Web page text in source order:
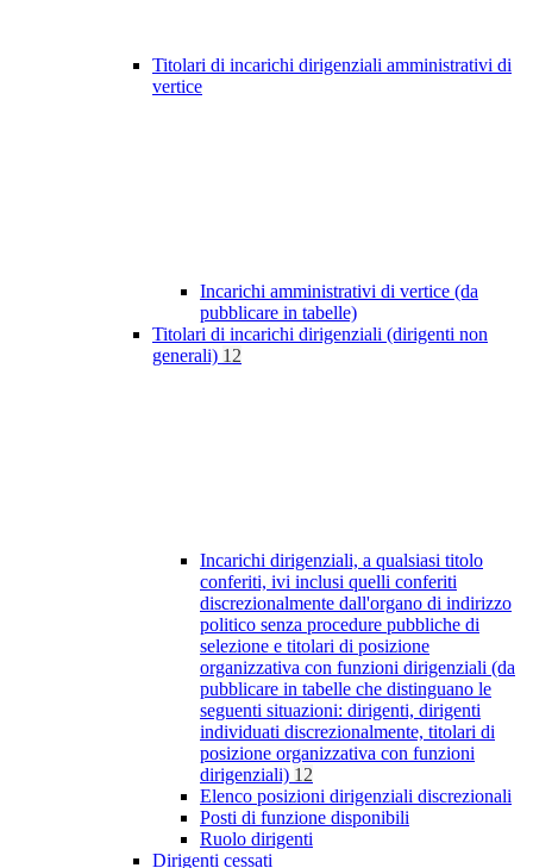
Titolari di incarichi dirigenziali amministrativi di
vertice
Incarichi amministrativi di vertice (da
pubblicare in tabelle)
Titolari di incarichi dirigenziali (dirigenti non
generali) 12
Incarichi dirigenziali, a qualsiasi titolo
conferiti, ivi inclusi quelli conferiti
discrezionalmente dall'organo di indirizzo
politico senza procedure pubbliche di
selezione e titolari di posizione
organizzativa con funzioni dirigenziali (da
pubblicare in tabelle che distinguano le
seguenti situazioni: dirigenti, dirigenti
individuati discrezionalmente, titolari di
posizione organizzativa con funzioni
dirigenziali) 12
Elenco posizioni dirigenziali discrezionali
Posti di funzione disponibili
Ruolo dirigenti
Dirigenti cessati